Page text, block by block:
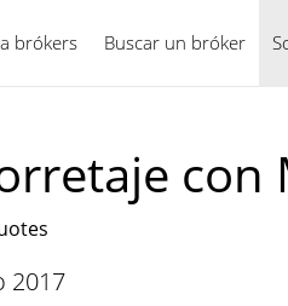
brókers Buscar un bróker
Español
con
2017